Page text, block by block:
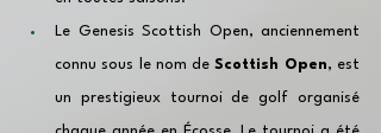
Le Genesis Scottish Open, anciennement
connu sous le nom de Scottish Open, est
un prestigieux tournoi de golf organisé